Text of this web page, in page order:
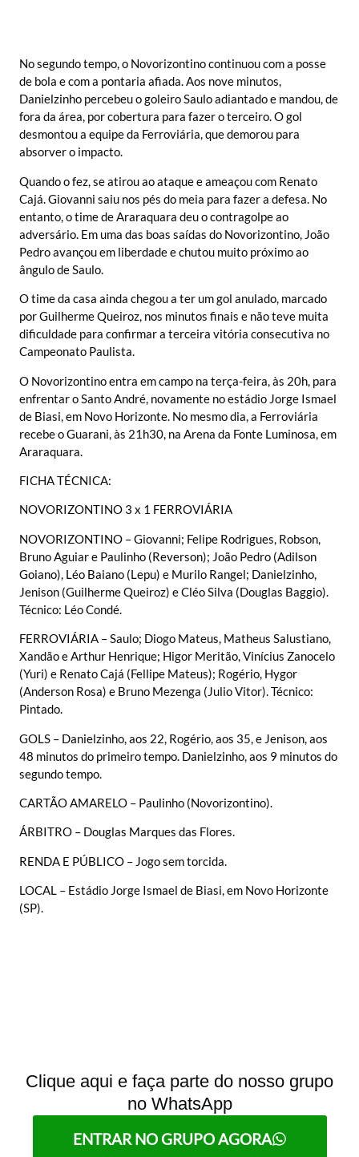
No segundo tempo, o Novorizontino continuou com a posse
de bola e com a pontaria afiada. Aos nove minutos,
Danielzinho percebeu o goleiro Saulo adiantado e mandou, de
fora da área, por cobertura para fazer o terceiro. O gol
desmontou a equipe da Ferroviária, que demorou para
absorver o impacto.
Quando o fez, se atirou ao ataque e ameaçou com Renato
Cajá. Giovanni saiu nos pés do meia para fazer a defesa. No
entanto, o time de Araraquara deu o contragolpe ao
adversário. Em uma das boas saídas do Novorizontino, João
Pedro avançou em liberdade e chutou muito próximo ao
ângulo de Saulo.
O time da casa ainda chegou a ter um gol anulado, marcado
por Guilherme Queiroz, nos minutos finais e não teve muita
dificuldade para confirmar a terceira vitória consecutiva no
Campeonato Paulista.
O Novorizontino entra em campo na terça-feira, às 20h, para
enfrentar o Santo André, novamente no estádio Jorge Ismael
de Biasi, em Novo Horizonte. No mesmo dia, a Ferroviária
recebe o Guarani, às 21h30, na Arena da Fonte Luminosa, em
Araraquara.
FICHA TÉCNICA:
NOVORIZONTINO 3 x 1 FERROVIÁRIA
NOVORIZONTINO – Giovanni; Felipe Rodrigues, Robson,
Bruno Aguiar e Paulinho (Reverson); João Pedro (Adilson
Goiano), Léo Baiano (Lepu) e Murilo Rangel; Danielzinho,
Jenison (Guilherme Queiroz) e Cléo Silva (Douglas Baggio).
Técnico: Léo Condé.
FERROVIÁRIA – Saulo; Diogo Mateus, Matheus Salustiano,
Xandão e Arthur Henrique; Higor Meritão, Vinícius Zanocelo
(Yuri) e Renato Cajá (Fellipe Mateus); Rogério, Hygor
(Anderson Rosa) e Bruno Mezenga (Julio Vitor). Técnico:
Pintado.
GOLS – Danielzinho, aos 22, Rogério, aos 35, e Jenison, aos
48 minutos do primeiro tempo. Danielzinho, aos 9 minutos do
segundo tempo.
CARTÃO AMARELO – Paulinho (Novorizontino).
ÁRBITRO – Douglas Marques das Flores.
RENDA E PÚBLICO – Jogo sem torcida.
LOCAL – Estádio Jorge Ismael de Biasi, em Novo Horizonte
(SP).
Clique aqui e faça parte do nosso grupo
no WhatsApp
ENTRAR NO GRUPO AGORA